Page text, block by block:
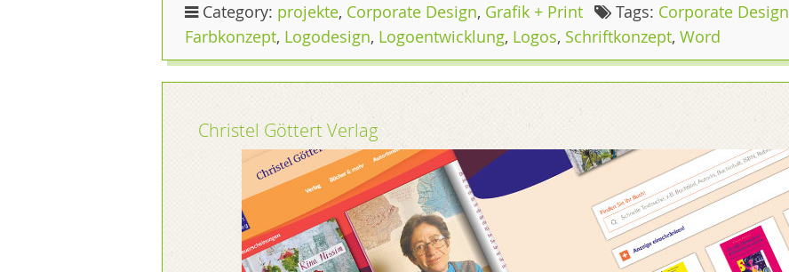
Category: projekte, Corporate Design, Grafik + Print Tags: Corporate Design
Farbkonzept, Logodesign, Logoentwicklung, Logos, Schriftkonzept, Word
Christel Göttert Verlag